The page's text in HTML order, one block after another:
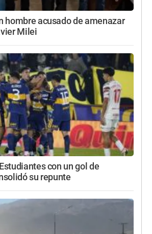
hombre acusado de amenazar
Milei
con un gol de
su repunte